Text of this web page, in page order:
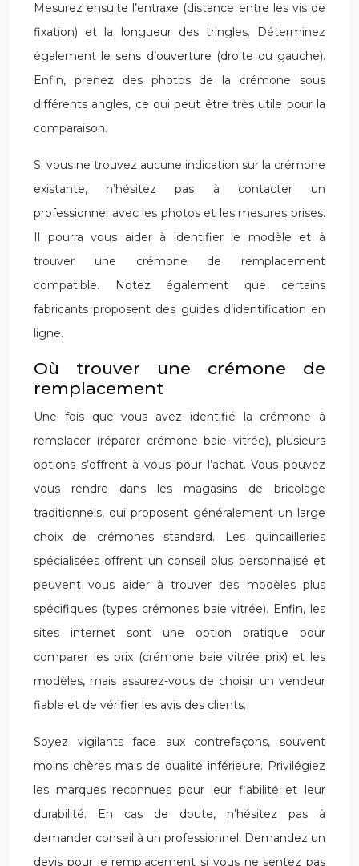
Mesurez ensuite l’entraxe (distance entre les vis de
fixation) et la longueur des tringles. Déterminez
également le sens d’ouverture (droite ou gauche).
Enfin, prenez des photos de la crémone sous
différents angles, ce qui peut être très utile pour la
comparaison.
Si vous ne trouvez aucune indication sur la crémone
existante, n’hésitez pas à contacter un
professionnel avec les photos et les mesures prises.
Il pourra vous aider à identifier le modèle et à
trouver une crémone de remplacement
compatible. Notez également que certains
fabricants proposent des guides d’identification en
ligne.
Où trouver une crémone de
remplacement
Une fois que vous avez identifié la crémone à
remplacer (réparer crémone baie vitrée), plusieurs
options s’offrent à vous pour l’achat. Vous pouvez
vous rendre dans les magasins de bricolage
traditionnels, qui proposent généralement un large
choix de crémones standard. Les quincailleries
spécialisées offrent un conseil plus personnalisé et
peuvent vous aider à trouver des modèles plus
spécifiques (types crémones baie vitrée). Enfin, les
sites internet sont une option pratique pour
comparer les prix (crémone baie vitrée prix) et les
modèles, mais assurez-vous de choisir un vendeur
fiable et de vérifier les avis des clients.
Soyez vigilants face aux contrefaçons, souvent
moins chères mais de qualité inférieure. Privilégiez
les marques reconnues pour leur fiabilité et leur
durabilité. En cas de doute, n’hésitez pas à
demander conseil à un professionnel. Demandez un
devis pour le remplacement si vous ne sentez pas